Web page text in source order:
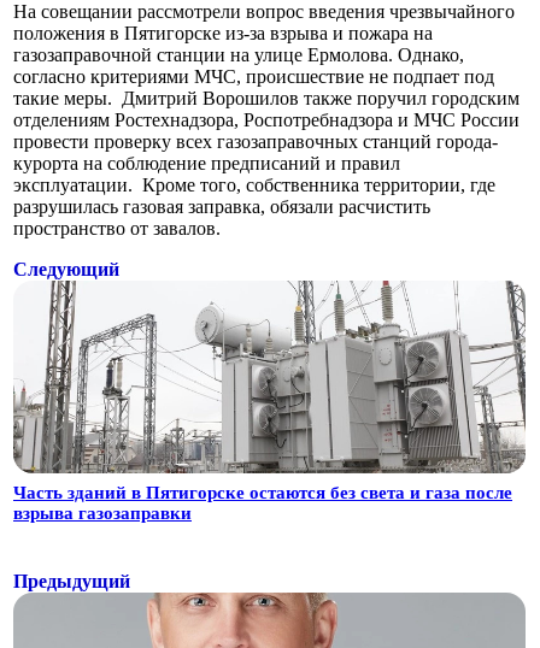
На совещании рассмотрели вопрос введения чрезвычайного
положения в Пятигорске из-за взрыва и пожара на
газозаправочной станции на улице Ермолова. Однако,
согласно критериями МЧС, происшествие не подпает под
такие меры. Дмитрий Ворошилов также поручил городским
отделениям Ростехнадзора, Роспотребнадзора и МЧС России
провести проверку всех газозаправочных станций города-
курорта на соблюдение предписаний и правил
эксплуатации. Кроме того, собственника территории, где
разрушилась газовая заправка, обязали расчистить
пространство от завалов.
Следующий
Часть зданий в Пятигорске остаются без света и газа после
взрыва газозаправки
Предыдущий